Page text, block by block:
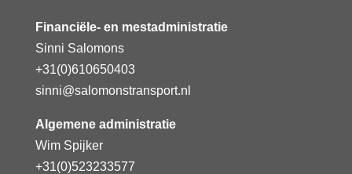
Financiële- en mestadministratie
Sinni Salomons
+31(0)610650403
sinni@salomonstransport.nl
Algemene administratie
Wim Spijker
+31(0)523233577